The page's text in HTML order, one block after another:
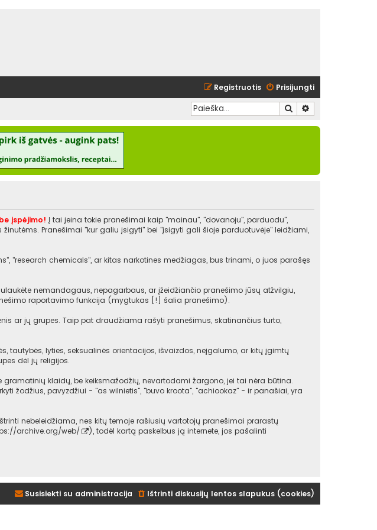
Prisijungti
Registruotis
Ieškoti
įspėjimo! Į tai įeina tokie pranešimai kaip "mainau", "dovanoju", parduodu",
Pranešimai "kur galiu įsigyti" bei "įsigyti gali šioje parduotuvėje" leidžiami,
"research chemicals", ar kitas narkotines medžiagas, bus trinami, o juos parašęs
nemandagaus, nepagarbaus, ar įžeidžiančio pranešimo jūsų atžvilgiu,
raportavimo funkcija (mygtukas [!] šalia pranešimo).
ar jų grupes. Taip pat draudžiama rašyti pranešimus, skatinančius turto,
lyties, seksualinės orientacijos, išvaizdos, neįgalumo, ar kitų įgimtų
dėl jų religijos.
klaidų, be keiksmažodžių, nevartodami žargono, jei tai nėra būtina.
žodžius, pavyzdžiui - "as wilnietis", "buvo kroota", "achiookaz" - ir panašiai, yra
nebeleidžiama, nes kitų temoje rašiusių vartotojų pranešimai prarastų
archive.org/web/
), todėl kartą paskelbus ją internete, jos pašalinti
Ištrinti diskusijų lentos slapukus (cookies)
Susisiekti su administracija